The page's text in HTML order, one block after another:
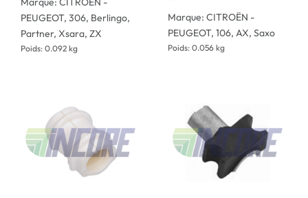
PEUGEOT, 306, Berlingo,
Partner, Xsara, ZX
Poids: 0.092 kg
Marque: CITROËN -
PEUGEOT, 106, AX, Saxo
Poids: 0.056 kg